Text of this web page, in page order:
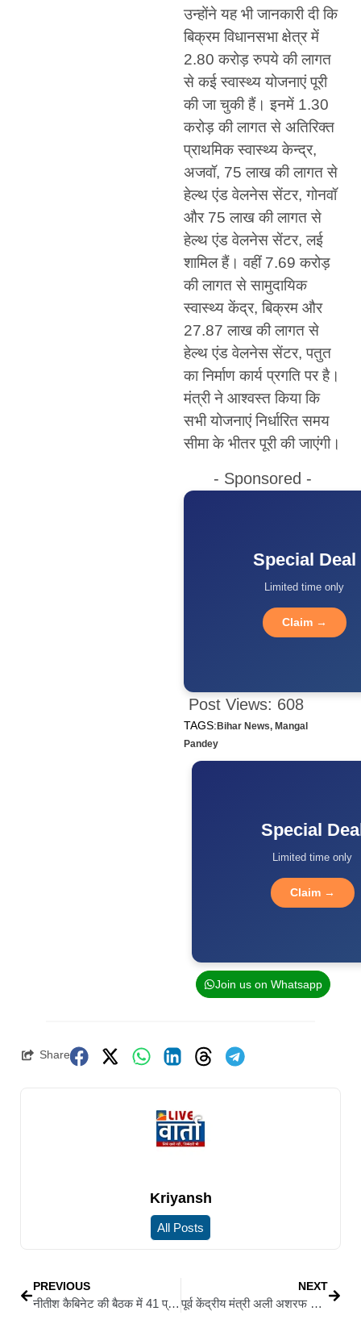
उन्होंने यह भी जानकारी दी कि
बिक्रम विधानसभा क्षेत्र में
2.80 करोड़ रुपये की लागत
से कई स्वास्थ्य योजनाएं पूरी
की जा चुकी हैं। इनमें 1.30
करोड़ की लागत से अतिरिक्त
प्राथमिक स्वास्थ्य केन्द्र,
अजवॉ, 75 लाख की लागत से
हेल्थ एंड वेलनेस सेंटर, गोनवॉ
और 75 लाख की लागत से
हेल्थ एंड वेलनेस सेंटर, लई
शामिल हैं। वहीं 7.69 करोड़
की लागत से सामुदायिक
स्वास्थ्य केंद्र, बिक्रम और
27.87 लाख की लागत से
हेल्थ एंड वेलनेस सेंटर, पतुत
का निर्माण कार्य प्रगति पर है।
मंत्री ने आश्वस्त किया कि
सभी योजनाएं निर्धारित समय
सीमा के भीतर पूरी की जाएंगी।
- Sponsored -
Special Deal
Limited time only
Claim →
Post Views: 608
TAGS: Bihar News, Mangal
Pandey
Special
Limited time only
Claim →
Join us on Whatsapp
Share
Kriyansh
All Posts
PREVIOUS
नीतीश कैबिनेट की बैठक में 41 प्रस्तावों को मिली मंजूरी, कृषि विभाग में 1,392 पदों पर बंपर बहाली
NEXT
पूर्व केंद्रीय मंत्री अली अशरफ फातमी का एलान, वोट कटने से रोकने के लिए चलेगा जनसंपर्क अभियान